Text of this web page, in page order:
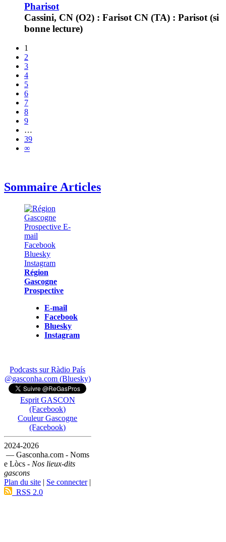
Pharisot
Cassini, CN (O2) : Farisot CN (TA) : Parisot (si
bonne lecture)
1
2
3
4
5
6
7
8
9
…
39
∞
Sommaire Articles
Région
Gascogne
Prospective
E-mail
Facebook
Bluesky
Instagram
Podcasts sur Ràdio País
@gasconha.com (Bluesky)
Esprit GASCON
(Facebook)
Couleur Gascogne
(Facebook)
2024-2026
— Gasconha.com - Noms
e Lòcs - Nos lieux-dits
gascons
Plan du site | Se connecter|
RSS 2.0